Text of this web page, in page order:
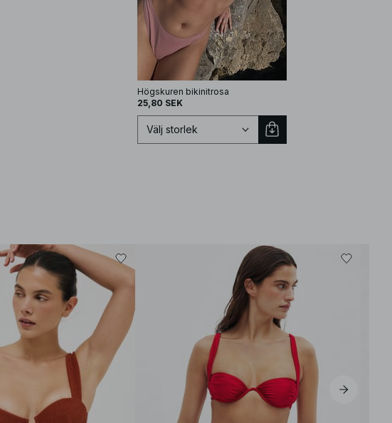
Högskuren bikinitrosa
25,80 SEK
Välj storlek